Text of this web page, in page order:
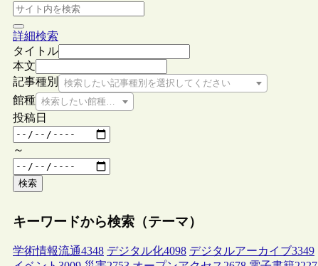
詳細検索
タイトル
本文
記事種別
検索したい記事種別を選択してください
館種 検索したい館種を選択してください
投稿日
～
検索
キーワードから検索（テーマ）
学術情報流通4348 デジタル化4098 デジタルアーカイブ3349